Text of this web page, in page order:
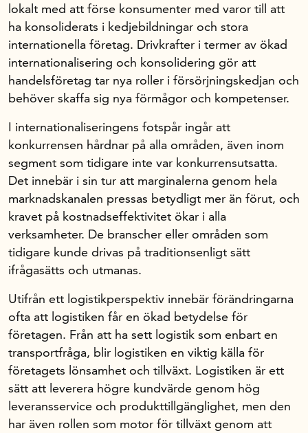
Handelsrådet Play
Om oss
Handelsfakta.se
In English
lokalt med att förse konsumenter med varor till att
ha konsoliderats i kedjebildningar och stora
internationella företag. Drivkrafter i termer av ökad
internationalisering och konsolidering gör att
handelsföretag tar nya roller i försörjningskedjan och
behöver skaffa sig nya förmågor och kompetenser.
I internationaliseringens fotspår ingår att
konkurrensen hårdnar på alla områden, även inom
segment som tidigare inte var konkurrensutsatta.
Det innebär i sin tur att marginalerna genom hela
marknadskanalen pressas betydligt mer än förut, och
kravet på kostnadseffektivitet ökar i alla
verksamheter. De branscher eller områden som
tidigare kunde drivas på traditionsenligt sätt
ifrågasätts och utmanas.
Utifrån ett logistikperspektiv innebär förändringarna
ofta att logistiken får en ökad betydelse för
företagen. Från att ha sett logistik som enbart en
transportfråga, blir logistiken en viktig källa för
företagets lönsamhet och tillväxt. Logistiken är ett
sätt att leverera högre kundvärde genom hög
leveransservice och produkttillgänglighet, men den
har även rollen som motor för tillväxt genom att